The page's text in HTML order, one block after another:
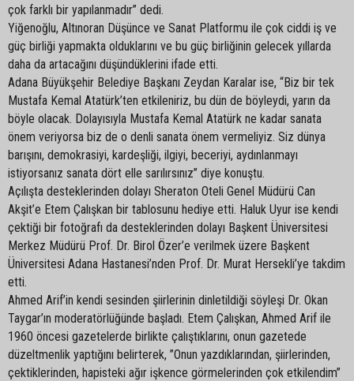
çok farklı bir yapılanmadır” dedi.
Yiğenoğlu, Altınoran Düşünce ve Sanat Platformu ile çok ciddi iş ve
güç birliği yapmakta olduklarını ve bu güç birliğinin gelecek yıllarda
daha da artacağını düşündüklerini ifade etti.
Adana Büyükşehir Belediye Başkanı Zeydan Karalar ise, “Biz bir tek
Mustafa Kemal Atatürk’ten etkileniriz, bu dün de böyleydi, yarın da
böyle olacak. Dolayısıyla Mustafa Kemal Atatürk ne kadar sanata
önem veriyorsa biz de o denli sanata önem vermeliyiz. Siz dünya
barışını, demokrasiyi, kardeşliği, ilgiyi, beceriyi, aydınlanmayı
istiyorsanız sanata dört elle sarılırsınız” diye konuştu.
Açılışta desteklerinden dolayı Sheraton Oteli Genel Müdürü Can
Akşit’e Etem Çalışkan bir tablosunu hediye etti. Haluk Uyur ise kendi
çektiği bir fotoğrafı da desteklerinden dolayı Başkent Üniversitesi
Merkez Müdürü Prof. Dr. Birol Özer’e verilmek üzere Başkent
Üniversitesi Adana Hastanesi’nden Prof. Dr. Murat Hersekli’ye takdim
etti.
Ahmed Arif’in kendi sesinden şiirlerinin dinletildiği söyleşi Dr. Okan
Taygar’ın moderatörlüğünde başladı. Etem Çalışkan, Ahmed Arif ile
1960 öncesi gazetelerde birlikte çalıştıklarını, onun gazetede
düzeltmenlik yaptığını belirterek, ”Onun yazdıklarından, şiirlerinden,
çektiklerinden, hapisteki ağır işkence görmelerinden çok etkilendim”